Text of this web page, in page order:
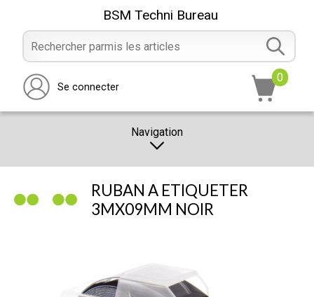
BSM Techni Bureau
Se connecter
0
Navigation
PROMOTION
RÉALISATION
RUBAN A ETIQUETER
3MX09MM NOIR